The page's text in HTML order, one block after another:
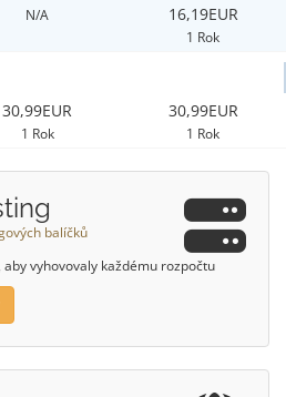
N/A 16,19EUR
1 Rok
30,99EUR
1 Rok
30,99EUR
1 Rok
balíčků
vyhovovaly každému rozpočtu